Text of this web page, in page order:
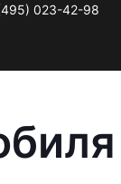
023-42-98